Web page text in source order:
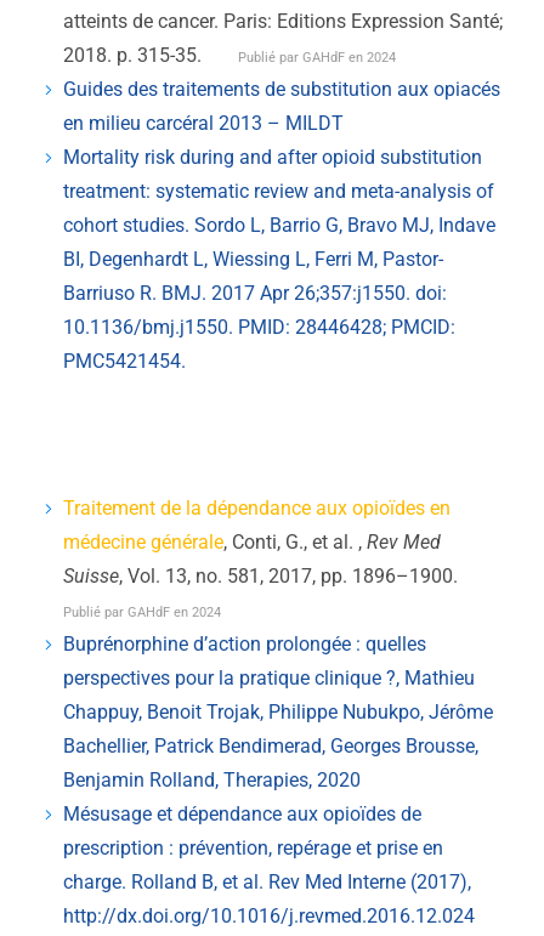
atteints de cancer. Paris: Editions Expression Santé;
2018. p. 315-35.
Publié par GAHdF en 2024
Guides des traitements de substitution aux opiacés
en milieu carcéral 2013 – MILDT
Mortality risk during and after opioid substitution
treatment: systematic review and meta-analysis of
cohort studies. Sordo L, Barrio G, Bravo MJ, Indave
BI, Degenhardt L, Wiessing L, Ferri M, Pastor-
Barriuso R. BMJ. 2017 Apr 26;357:j1550. doi:
10.1136/bmj.j1550. PMID: 28446428; PMCID:
PMC5421454.
Traitement de la dépendance aux opioïdes en
médecine générale, Conti, G., et al. ,Rev Med
Suisse, Vol. 13, no. 581, 2017, pp. 1896–1900.
Publié par GAHdF en 2024
Buprénorphine d’action prolongée : quelles
perspectives pour la pratique clinique ?, Mathieu
Chappuy, Benoit Trojak, Philippe Nubukpo, Jérôme
Bachellier, Patrick Bendimerad, Georges Brousse,
Benjamin Rolland, Therapies, 2020
Mésusage et dépendance aux opioïdes de
prescription : prévention, repérage et prise en
charge. Rolland B, et al. Rev Med Interne (2017),
http://dx.doi.org/10.1016/j.revmed.2016.12.024